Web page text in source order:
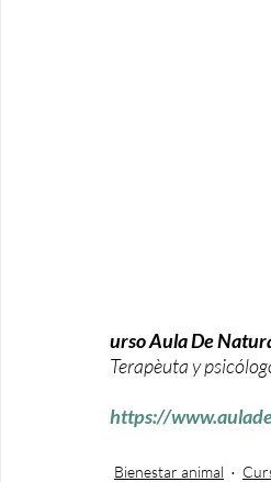
urso Aula De
Terapèuta y
https://
Bienestar animal